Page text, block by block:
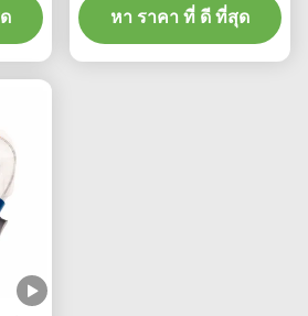
หา ราคา ที่ ดี ที่สุด